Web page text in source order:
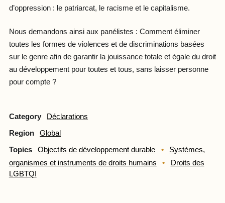
d’oppression : le patriarcat, le racisme et le capitalisme.
Nous demandons ainsi aux panélistes : Comment éliminer
toutes les formes de violences et de discriminations basées
sur le genre afin de garantir la jouissance totale et égale du droit
au développement pour toutes et tous, sans laisser personne
pour compte ?
Category Déclarations
Region Global
Topics Objectifs de développement durable
Systèmes,
organismes et instruments de droits humains
Droits des
LGBTQI